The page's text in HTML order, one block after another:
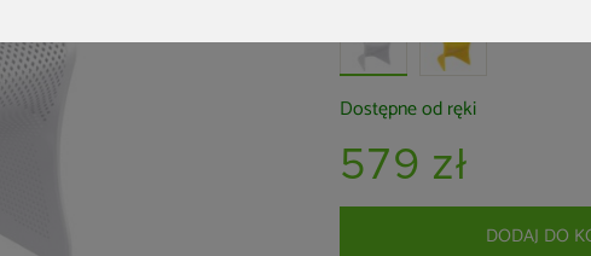
Dostępne od ręki
579 zł
DODAJ DO